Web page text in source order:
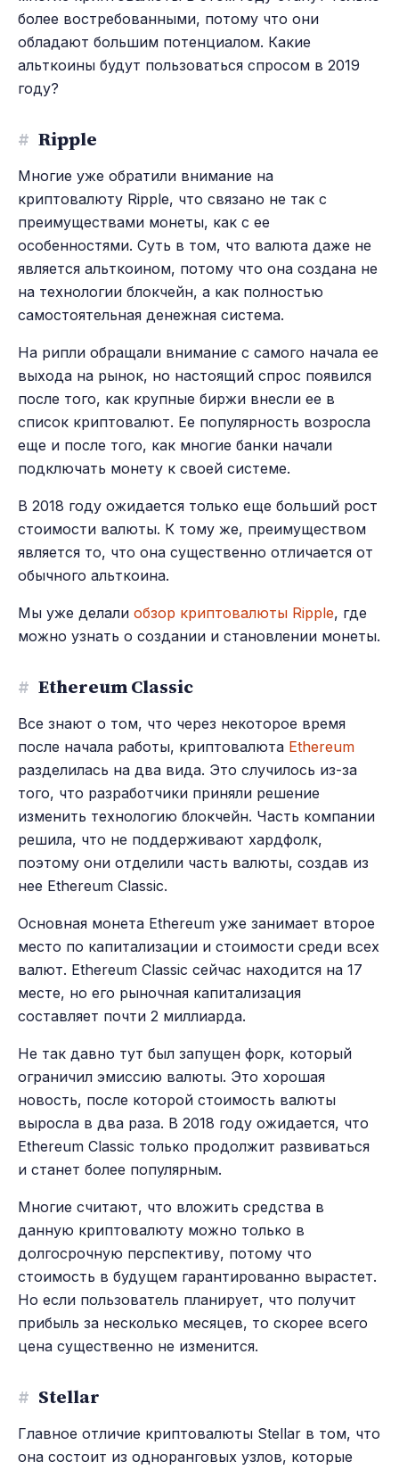
более востребованными, потому что они
обладают большим потенциалом. Какие
альткоины будут пользоваться спросом в 2019
году?
# Ripple
Многие уже обратили внимание на
криптовалюту Ripple, что связано не так с
преимуществами монеты, как с ее
особенностями. Суть в том, что валюта даже не
является альткоином, потому что она создана не
на технологии блокчейн, а как полностью
самостоятельная денежная система.
На рипли обращали внимание с самого начала ее
выхода на рынок, но настоящий спрос появился
после того, как крупные биржи внесли ее в
список криптовалют. Ее популярность возросла
еще и после того, как многие банки начали
подключать монету к своей системе.
В 2018 году ожидается только еще больший рост
стоимости валюты. К тому же, преимуществом
является то, что она существенно отличается от
обычного альткоина.
Мы уже делали обзор криптовалюты Ripple, где
можно узнать о создании и становлении монеты.
# Ethereum Classic
Все знают о том, что через некоторое время
после начала работы, криптовалюта Ethereum
разделилась на два вида. Это случилось из-за
того, что разработчики приняли решение
изменить технологию блокчейн. Часть компании
решила, что не поддерживают хардфолк,
поэтому они отделили часть валюты, создав из
нее Ethereum Classic.
Основная монета Ethereum уже занимает второе
место по капитализации и стоимости среди всех
валют. Ethereum Classic сейчас находится на 17
месте, но его рыночная капитализация
составляет почти 2 миллиарда.
Не так давно тут был запущен форк, который
ограничил эмиссию валюты. Это хорошая
новость, после которой стоимость валюты
выросла в два раза. В 2018 году ожидается, что
Ethereum Classic только продолжит развиваться
и станет более популярным.
Многие считают, что вложить средства в
данную криптовалюту можно только в
долгосрочную перспективу, потому что
стоимость в будущем гарантированно вырастет.
Но если пользователь планирует, что получит
прибыль за несколько месяцев, то скорее всего
цена существенно не изменится.
# Stellar
Главное отличие криптовалюты Stellar в том, что
она состоит из одноранговых узлов, которые